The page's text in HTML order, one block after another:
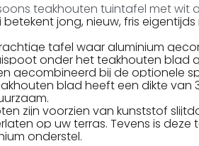
teakhouten tuintafel met wit
betekent jong, nieuw, fris
tafel waar aluminium
onder het teakhouten blad
gecombineerd bij de optionele
blad heeft een dikte
zijn voorzien van kunststof
op uw terras. Tevens is
onderstel.